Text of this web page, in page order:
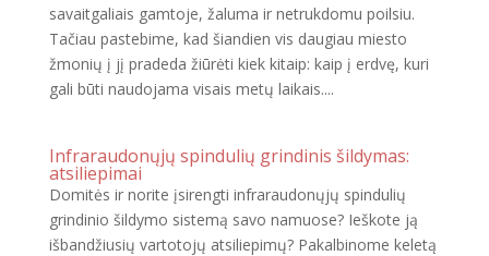
savaitgaliais gamtoje, žaluma ir netrukdomu poilsiu.
Tačiau pastebime, kad šiandien vis daugiau miesto
žmonių į jį pradeda žiūrėti kiek kitaip: kaip į erdvę, kuri
gali būti naudojama visais metų laikais....
Infraraudonųjų spindulių grindinis šildymas:
atsiliepimai
Domitės ir norite įsirengti infraraudonųjų spindulių
grindinio šildymo sistemą savo namuose? Ieškote ją
išbandžiusių vartotojų atsiliepimų? Pakalbinome keletą